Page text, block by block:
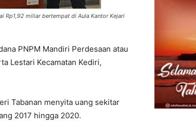
Rp1,92 miliar bertempat di Aula Kantor Kejari
PNPM Mandiri Perdesaan atau
Lestari Kecamatan Kediri,
Tabanan menyita uang sekitar
2017 hingga 2020.